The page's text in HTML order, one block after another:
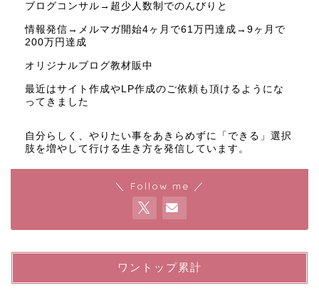
ブログコンサル→超少人数制でのんびりと
情報発信→メルマガ開始4ヶ月で61万円達成→9ヶ月で
200万円達成
オリジナルブログ教材販中
最近はサイト作成やLP作成のご依頼も頂けるようにな
ってきました
自分らしく、やりたい事をあきらめずに「できる」選択
肢を増やして行ける生き方を発信しています。
＼ Follow me ／
ワントップ累計